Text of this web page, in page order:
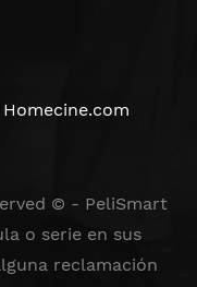
Homecine.com
© - PeliSmart
o serie en sus
reclamación